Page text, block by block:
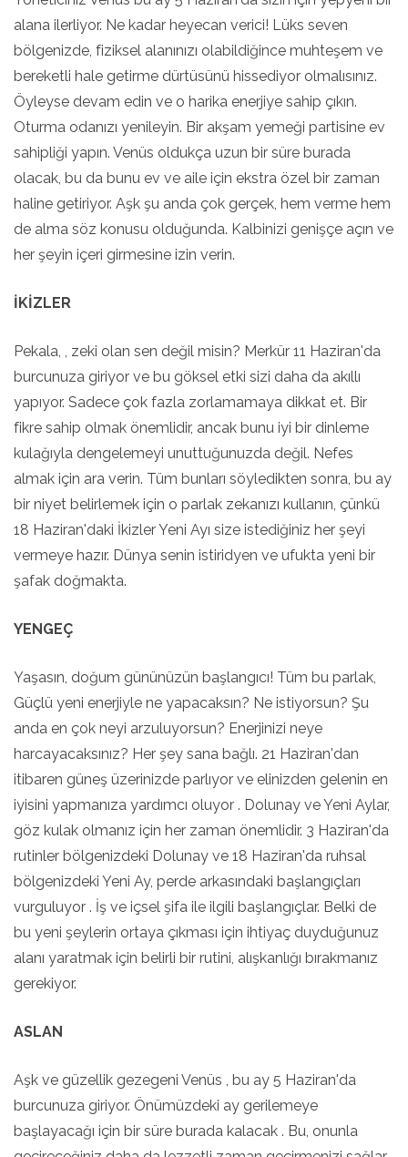
alana ilerliyor. Ne kadar heyecan verici! Lüks seven
bölgenizde, fiziksel alanınızı olabildiğince muhteşem ve
bereketli hale getirme dürtüsünü hissediyor olmalısınız.
Öyleyse devam edin ve o harika enerjiye sahip çıkın.
Oturma odanızı yenileyin. Bir akşam yemeği partisine ev
sahipliği yapın. Venüs oldukça uzun bir süre burada
olacak, bu da bunu ev ve aile için ekstra özel bir zaman
haline getiriyor. Aşk şu anda çok gerçek, hem verme hem
de alma söz konusu olduğunda. Kalbinizi genişçe açın ve
her şeyin içeri girmesine izin verin.
İKİZLER
Pekala, , zeki olan sen değil misin? Merkür 11 Haziran'da
burcunuza giriyor ve bu göksel etki sizi daha da akıllı
yapıyor. Sadece çok fazla zorlamamaya dikkat et. Bir
fikre sahip olmak önemlidir, ancak bunu iyi bir dinleme
kulağıyla dengelemeyi unuttuğunuzda değil. Nefes
almak için ara verin. Tüm bunları söyledikten sonra, bu ay
bir niyet belirlemek için o parlak zekanızı kullanın, çünkü
18 Haziran'daki İkizler Yeni Ayı size istediğiniz her şeyi
vermeye hazır. Dünya senin istiridyen ve ufukta yeni bir
şafak doğmakta.
YENGEÇ
Yaşasın, doğum gününüzün başlangıcı! Tüm bu parlak,
Güçlü yeni enerjiyle ne yapacaksın? Ne istiyorsun? Şu
anda en çok neyi arzuluyorsun? Enerjinizi neye
harcayacaksınız? Her şey sana bağlı. 21 Haziran'dan
itibaren güneş üzerinizde parlıyor ve elinizden gelenin en
iyisini yapmanıza yardımcı oluyor . Dolunay ve Yeni Aylar,
göz kulak olmanız için her zaman önemlidir. 3 Haziran'da
rutinler bölgenizdeki Dolunay ve 18 Haziran'da ruhsal
bölgenizdeki Yeni Ay, perde arkasındaki başlangıçları
vurguluyor . İş ve içsel şifa ile ilgili başlangıçlar. Belki de
bu yeni şeylerin ortaya çıkması için ihtiyaç duyduğunuz
alanı yaratmak için belirli bir rutini, alışkanlığı bırakmanız
gerekiyor.
ASLAN
Aşk ve güzellik gezegeni Venüs , bu ay 5 Haziran'da
burcunuza giriyor. Önümüzdeki ay gerilemeye
başlayacağı için bir süre burada kalacak . Bu, onunla